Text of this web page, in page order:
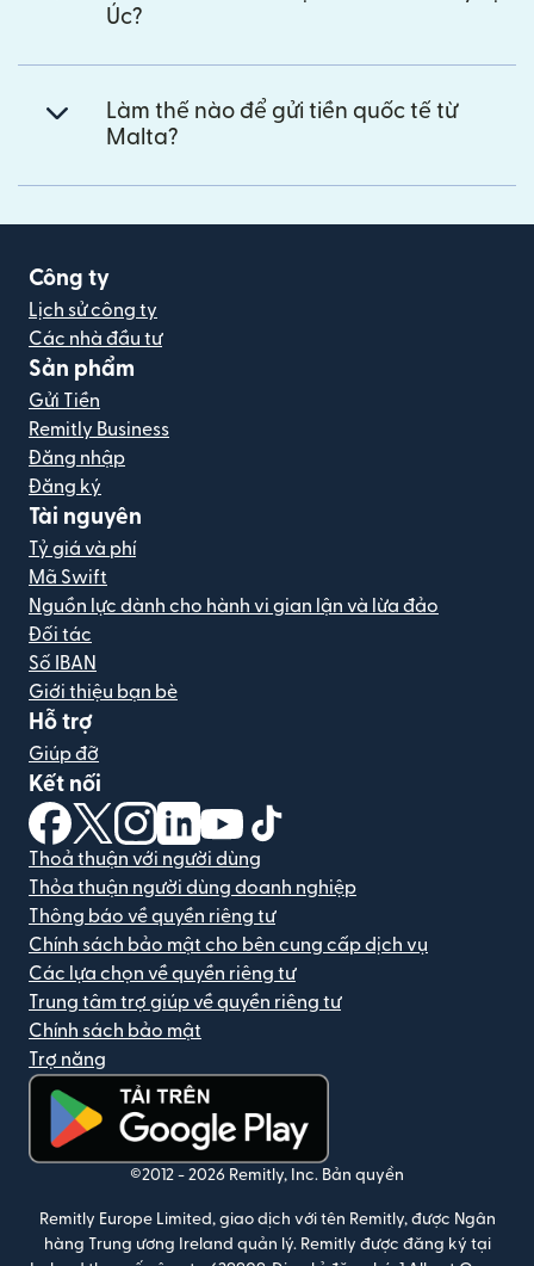
Úc?
Làm thế nào để gửi tiền quốc tế từ
Malta?
Công ty
Lịch sử công ty
Các nhà đầu tư
Sản phẩm
Gửi Tiền
Remitly Business
Đăng nhập
Đăng ký
Tài nguyên
Tỷ giá và phí
Mã Swift
Nguồn lực dành cho hành vi gian lận và lừa đảo
Đối tác
Số IBAN
Giới thiệu bạn bè
Hỗ trợ
Giúp đỡ
Kết nối
(mở trong cửa sổ mới)
(mở trong cửa sổ mới)
(mở trong cửa sổ mới)
(mở trong cửa sổ mới)
(mở trong cửa sổ mới)
Thoả thuận với người dùng
Thỏa thuận người dùng doanh nghiệp
Thông báo về quyền riêng tư
Chính sách bảo mật cho bên cung cấp dịch vụ
Các lựa chọn về quyền riêng tư
Trung tâm trợ giúp về quyền riêng tư
Chính sách bảo mật
Trợ năng
(mở trong cửa sổ mới)
©2012 - 2026 Remitly, Inc. Bản quyền
Remitly Europe Limited, giao dịch với tên Remitly, được Ngân
hàng Trung ương Ireland quản lý. Remitly được đăng ký tại